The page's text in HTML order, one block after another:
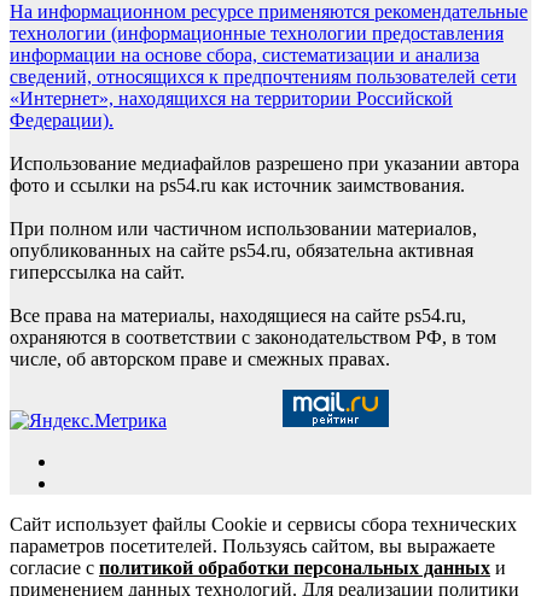
На информационном ресурсе применяются рекомендательные
технологии (информационные технологии предоставления
информации на основе сбора, систематизации и анализа
сведений, относящихся к предпочтениям пользователей сети
«Интернет», находящихся на территории Российской
Федерации).
Использование медиафайлов разрешено при указании автора
фото и ссылки на ps54.ru как источник заимствования.
При полном или частичном использовании материалов,
опубликованных на сайте ps54.ru, обязательна активная
гиперссылка на сайт.
Все права на материалы, находящиеся на сайте ps54.ru,
охраняются в соответствии с законодательством РФ, в том
числе, об авторском праве и смежных правах.
Сайт использует файлы Cookie и сервисы сбора технических
параметров посетителей. Пользуясь сайтом, вы выражаете
согласие с политикой обработки персональных данных и
применением данных технологий. Для реализации политики